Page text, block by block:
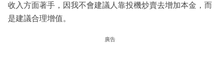
收入方面著手，因我不會建議人靠投機炒賣去增加本金，而
是建議合理增值。
廣告